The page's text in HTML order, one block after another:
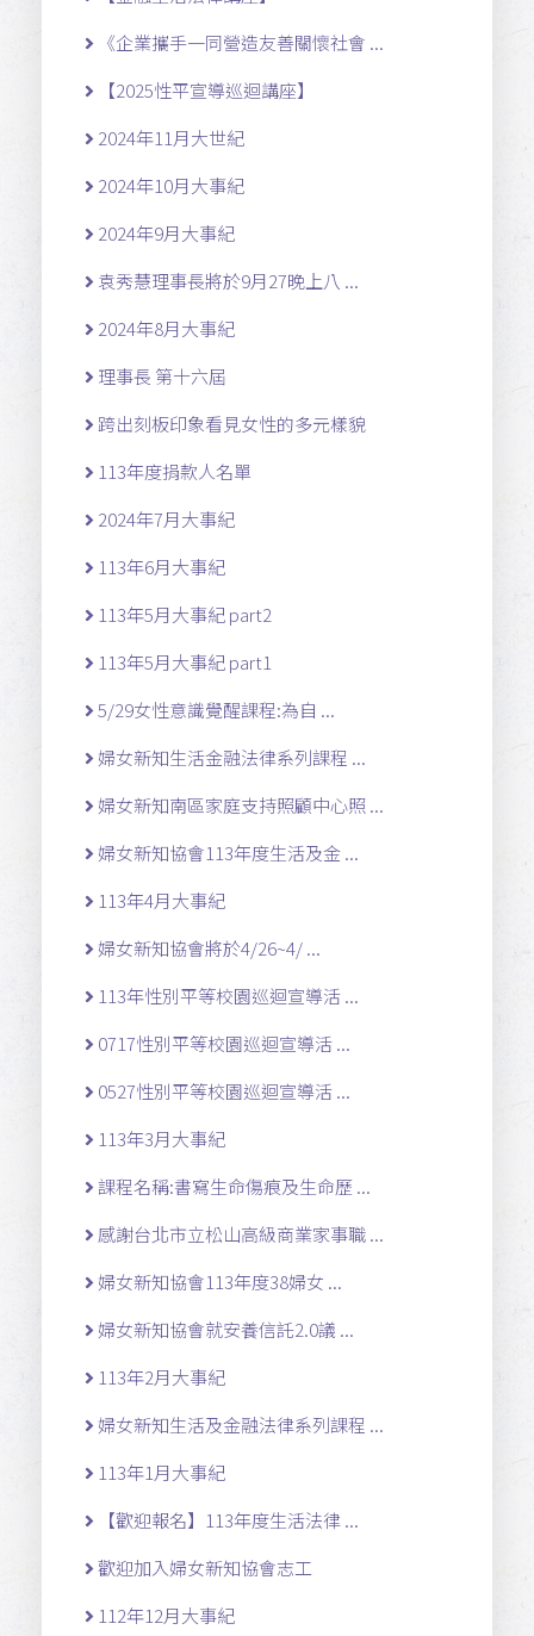
《企業攜手一同營造友善關懷社會 ...
【2025性平宣導巡迴講座】
2024年11月大世紀
2024年10月大事紀
2024年9月大事紀
袁秀慧理事長將於9月27晚上八 ...
2024年8月大事紀
理事長 第十六屆
跨出刻板印象看見女性的多元樣貌
113年度捐款人名單
2024年7月大事紀
113年6月大事紀
113年5月大事紀 part2
113年5月大事紀 part1
5/29女性意識覺醒課程:為自 ...
婦女新知生活金融法律系列課程 ...
婦女新知南區家庭支持照顧中心照 ...
婦女新知協會113年度生活及金 ...
113年4月大事紀
婦女新知協會將於4/26~4/ ...
113年性別平等校園巡迴宣導活 ...
0717性別平等校園巡迴宣導活 ...
0527性別平等校園巡迴宣導活 ...
113年3月大事紀
課程名稱:書寫生命傷痕及生命歷 ...
感謝台北市立松山高級商業家事職 ...
婦女新知協會113年度38婦女 ...
婦女新知協會就安養信託2.0議 ...
113年2月大事紀
婦女新知生活及金融法律系列課程 ...
113年1月大事紀
【歡迎報名】113年度生活法律 ...
歡迎加入婦女新知協會志工
112年12月大事紀